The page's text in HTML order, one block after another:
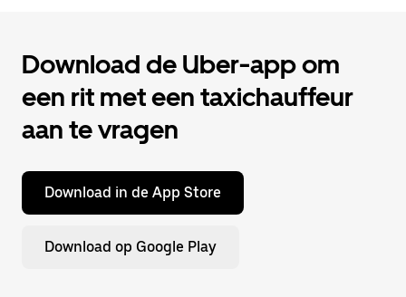
Download de Uber-app om
een rit met een taxichauffeur
aan te vragen
Download in de App Store
Download op Google Play